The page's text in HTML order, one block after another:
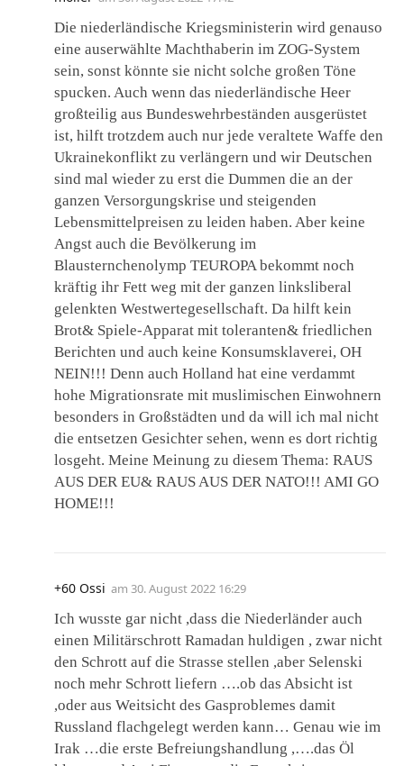
Die niederländische Kriegsministerin wird genauso
eine auserwählte Machthaberin im ZOG-System
sein, sonst könnte sie nicht solche großen Töne
spucken. Auch wenn das niederländische Heer
großteilig aus Bundeswehrbeständen ausgerüstet
ist, hilft trotzdem auch nur jede veraltete Waffe den
Ukrainekonflikt zu verlängern und wir Deutschen
sind mal wieder zu erst die Dummen die an der
ganzen Versorgungskrise und steigenden
Lebensmittelpreisen zu leiden haben. Aber keine
Angst auch die Bevölkerung im
Blausternchenolymp TEUROPA bekommt noch
kräftig ihr Fett weg mit der ganzen linksliberal
gelenkten Westwertegesellschaft. Da hilft kein
Brot& Spiele-Apparat mit toleranten& friedlichen
Berichten und auch keine Konsumsklaverei, OH
NEIN!!! Denn auch Holland hat eine verdammt
hohe Migrationsrate mit muslimischen Einwohnern
besonders in Großstädten und da will ich mal nicht
die entsetzen Gesichter sehen, wenn es dort richtig
losgeht. Meine Meinung zu diesem Thema: RAUS
AUS DER EU& RAUS AUS DER NATO!!! AMI GO
HOME!!!
+60 Ossi am 30. August 2022 16:29
Ich wusste gar nicht ,dass die Niederländer auch
einen Militärschrott Ramadan huldigen , zwar nicht
den Schrott auf die Strasse stellen ,aber Selenski
noch mehr Schrott liefern ….ob das Absicht ist
,oder aus Weitsicht des Gasproblemes damit
Russland flachgelegt werden kann… Genau wie im
Irak …die erste Befreiungshandlung ,….das Öl